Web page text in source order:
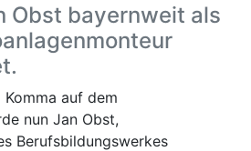
Obst bayernweit als
auf dem
nun Jan Obst,
Berufsbildungswerkes